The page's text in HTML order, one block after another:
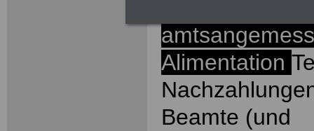
Alimentation
Beamte (und